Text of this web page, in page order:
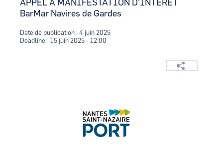
APPEL A MANIFESTATION D'INTERET
BarMar Navires de Gardes
Date de publication : 4 juin 2025
Deadline
15 juin 2025 - 12:00